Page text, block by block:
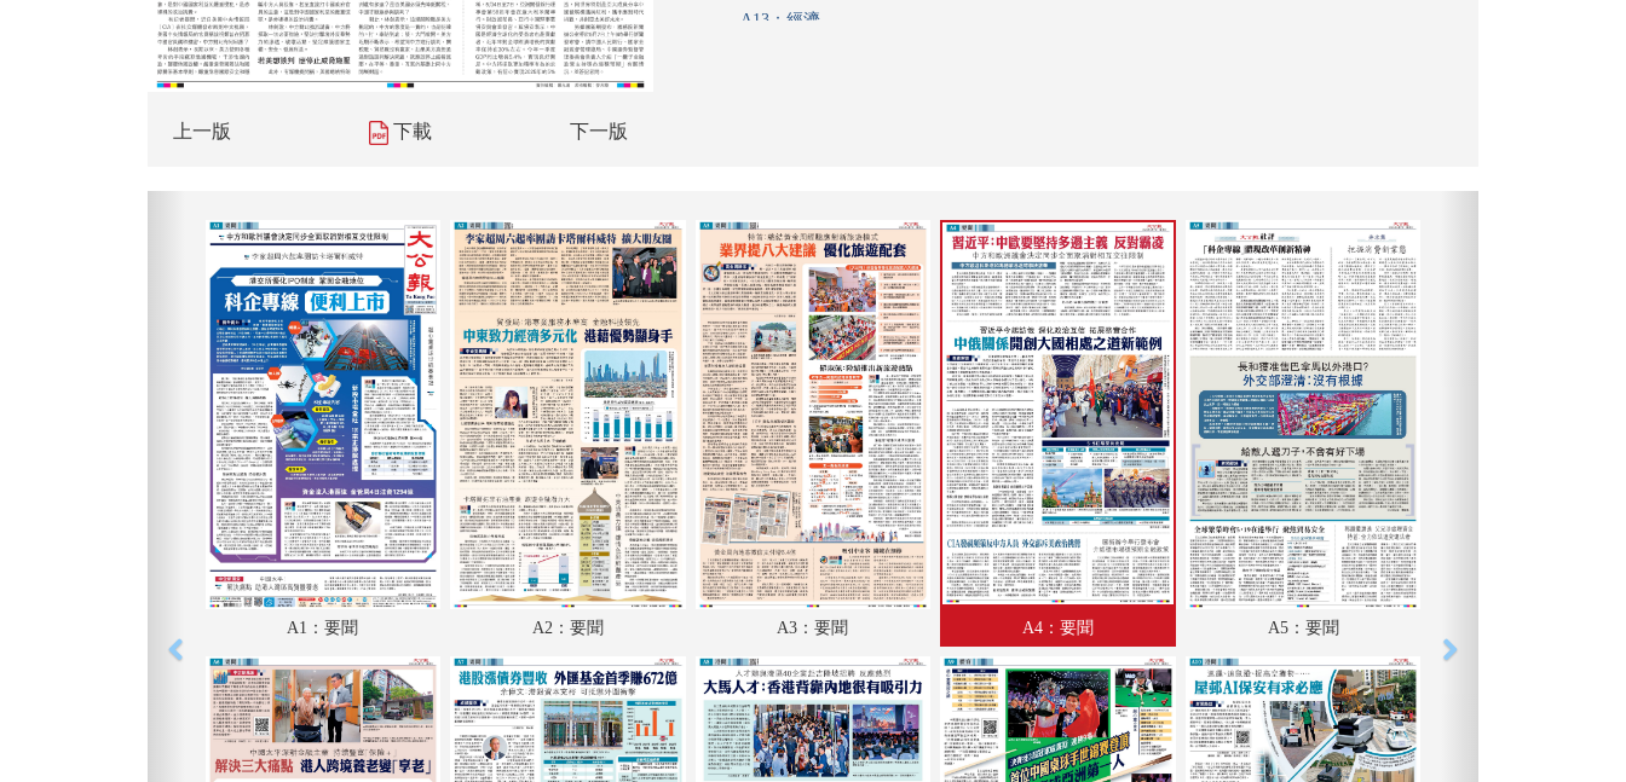
上一版 下載 下一版
A13：經濟
A18：文化
A19：國際
A20：國際
B1：體育
B2：大公園
B3：小公園
B4：經濟
A1：要聞 A2：要聞 A3：要聞 A4：要聞 A5：要聞